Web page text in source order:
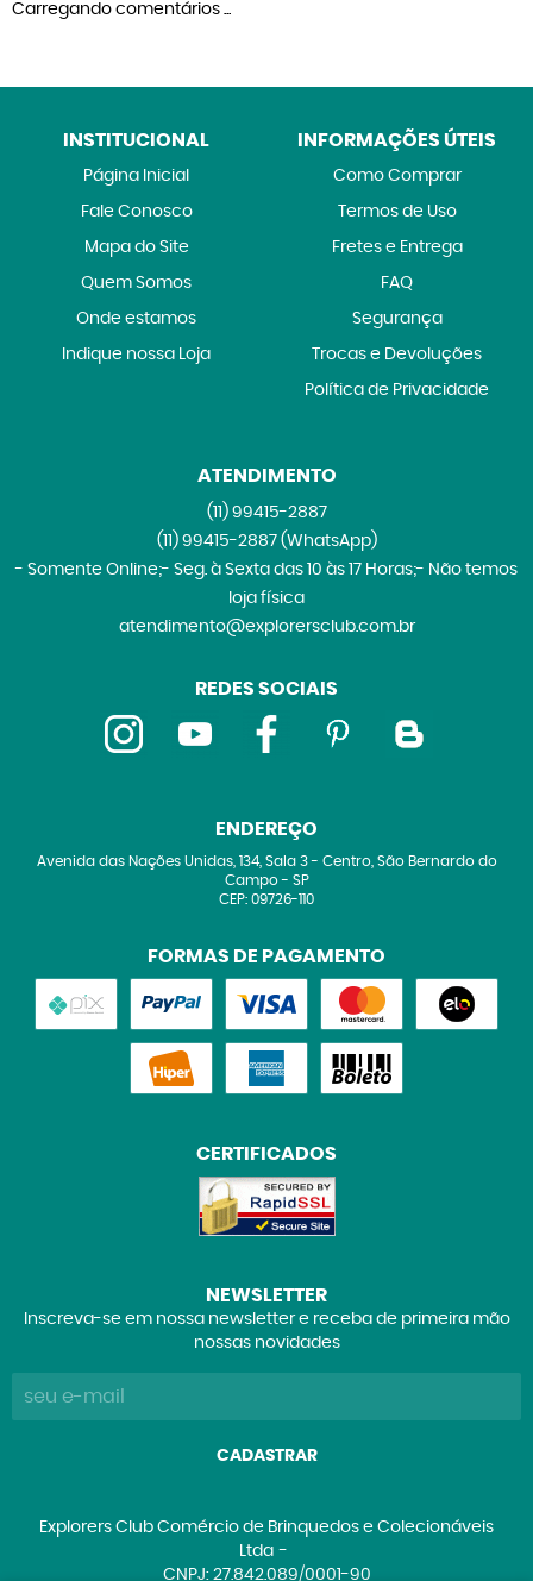
Carregando comentários ...
INSTITUCIONAL
Página Inicial
Fale Conosco
Mapa do Site
Quem Somos
Onde estamos
Indique nossa Loja
INFORMAÇÕES ÚTEIS
Como Comprar
Termos de Uso
Fretes e Entrega
FAQ
Segurança
Trocas e Devoluções
Política de Privacidade
ATENDIMENTO
(11)99415-2887
(11)99415-2887 (WhatsApp)
- Somente Online;- Seg. à Sexta das 10 às 17 Horas;- Não temos
loja física
atendimento@explorersclub.com.br
REDES SOCIAIS
ENDEREÇO
Avenida das Nações Unidas, 134, Sala 3- Centro, São Bernardo do
Campo- SP
CEP: 09726-110
FORMAS DE PAGAMENTO
CERTIFICADOS
NEWSLETTER
Inscreva-se em nossa newsletter e receba de primeira mão
nossas novidades
CADASTRAR
Explorers Club Comércio de Brinquedos e Colecionáveis
Ltda
CNPJ: 27.842.089/0001-90